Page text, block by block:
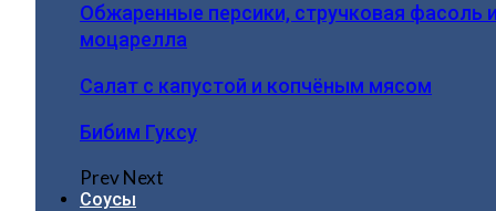
Обжаренные персики, стручковая фасоль
моцарелла
Салат с капустой и копчёным мясом
Бибим Гуксу
PrevNext
Соусы